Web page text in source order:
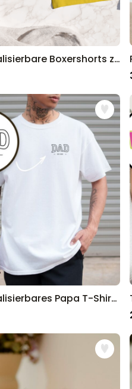
Personalisierbare Boxershorts zur WM mit Text
Personalisierbares Papa T-Shirt mit Jahreszahl